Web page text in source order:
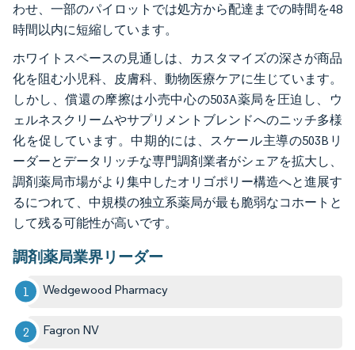
わせ、一部のパイロットでは処方から配達までの時間を48
時間以内に短縮しています。
ホワイトスペースの見通しは、カスタマイズの深さが商品
化を阻む小児科、皮膚科、動物医療ケアに生じています。
しかし、償還の摩擦は小売中心の503A薬局を圧迫し、ウ
ェルネスクリームやサプリメントブレンドへのニッチ多様
化を促しています。中期的には、スケール主導の503Bリ
ーダーとデータリッチな専門調剤業者がシェアを拡大し、
調剤薬局市場がより集中したオリゴポリー構造へと進展す
るにつれて、中規模の独立系薬局が最も脆弱なコホートと
して残る可能性が高いです。
調剤薬局業界リーダー
Wedgewood Pharmacy
Fagron NV